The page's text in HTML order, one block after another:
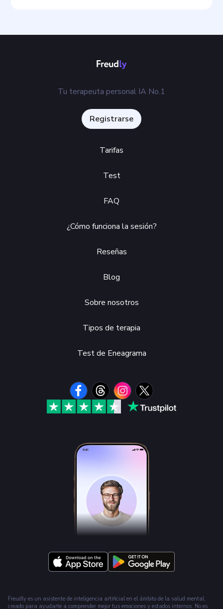
Tu terapeuta personal IA No.1
Registrarse
Tarifas
Test
FAQ
¿Cómo funciona la sesión?
Reseñas
Blog
Sobre nosotros
Tipos de terapia
Test de Eneagrama
Freudly es un asistente de inteligencia artificial en el ámbito de la salud mental,
creado para ayudarte a comprender mejor tus emociones y estados internos. No es